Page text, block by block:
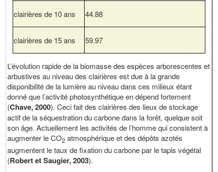
clairières de 10 ans 44.88
clairières de 15 ans 59.97
L’évolution rapide de la biomasse des espèces arborescentes et
arbustives au niveau des clairières est due à la grande
disponibilité de la lumière au niveau dans ces milieux étant
donné que l’activité photosynthétique en dépend fortement
(Chave, 2000). Ceci fait des clairières des lieux de stockage
actif de la séquestration du carbone dans la forêt, quelque soit
son âge. Actuellement les activités de l’homme qui consistent à
augmenter le CO2 atmosphérique et des dépôts azotés
augmentent le taux de fixation du carbone par le tapis végétal
(Robert et Saugier, 2003).